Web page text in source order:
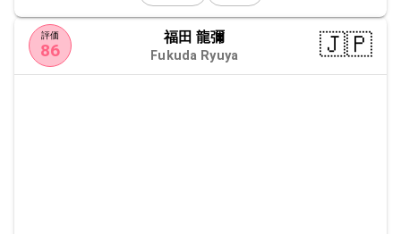
評価
86
福田 龍彌
Fukuda Ryuya 🇯🇵